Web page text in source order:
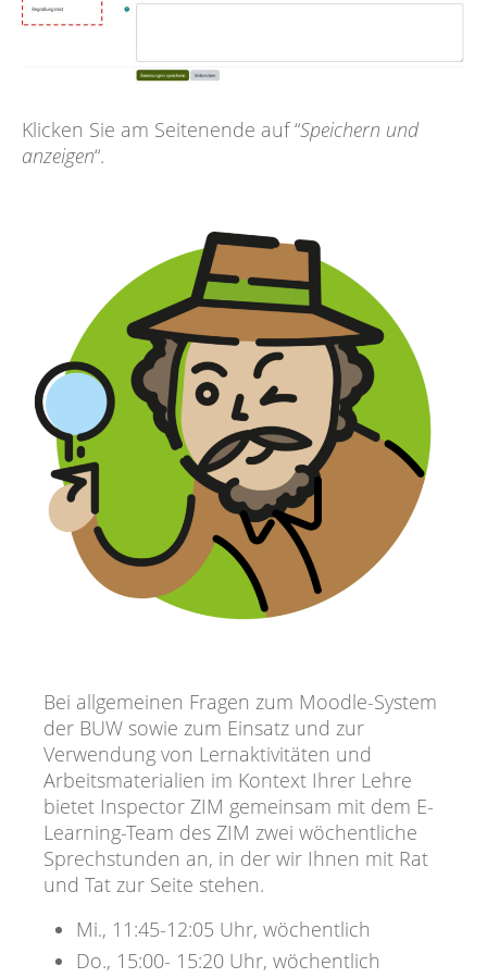
Klicken Sie am Seitenende auf “Speichern und
anzeigen“.
Bei allgemeinen Fragen zum Moodle-System
der BUW sowie zum Einsatz und zur
Verwendung von Lernaktivitäten und
Arbeitsmaterialien im Kontext Ihrer Lehre
bietet Inspector ZIM gemeinsam mit dem E-
Learning-Team des ZIM zwei wöchentliche
Sprechstunden an, in der wir Ihnen mit Rat
und Tat zur Seite stehen.
Mi., 11:45-12:05 Uhr, wöchentlich
Do., 15:00- 15:20 Uhr, wöchentlich